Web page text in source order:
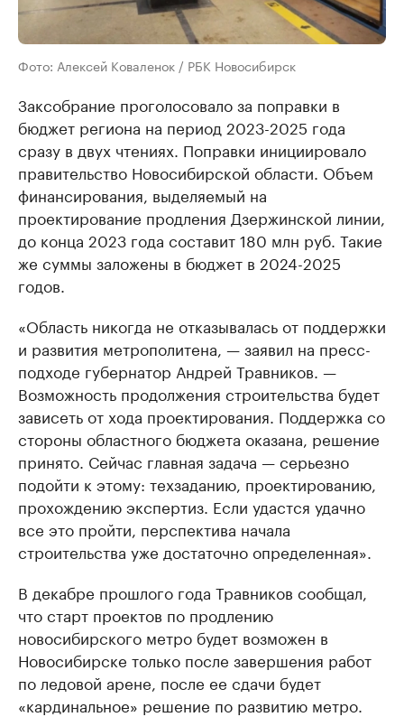
Фото: Алексей Коваленок / РБК Новосибирск
Заксобрание проголосовало за поправки в
бюджет региона на период 2023-2025 года
сразу в двух чтениях. Поправки инициировало
правительство Новосибирской области. Объем
финансирования, выделяемый на
проектирование продления Дзержинской линии,
до конца 2023 года составит 180 млн руб. Такие
же суммы заложены в бюджет в 2024-2025
годов.
«Область никогда не отказывалась от поддержки
и развития метрополитена, — заявил на пресс-
подходе губернатор Андрей Травников. —
Возможность продолжения строительства будет
зависеть от хода проектирования. Поддержка со
стороны областного бюджета оказана, решение
принято. Сейчас главная задача — серьезно
подойти к этому: техзаданию, проектированию,
прохождению экспертиз. Если удастся удачно
все это пройти, перспектива начала
строительства уже достаточно определенная».
В декабре прошлого года Травников сообщал,
что старт проектов по продлению
новосибирского метро будет возможен в
Новосибирске только после завершения работ
по ледовой арене, после ее сдачи будет
«кардинальное» решение по развитию метро.